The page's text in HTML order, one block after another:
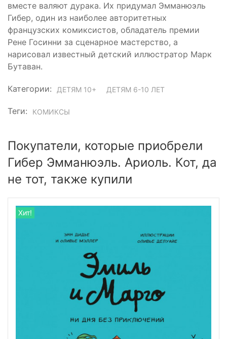
вместе валяют дурака. Их придумал Эмманюэль
Гибер, один из наиболее авторитетных
французских комиксистов, обладатель премии
Рене Госинни за сценарное мастерство, а
нарисовал известный детский иллюстратор Марк
Бутаван.
Категории: ДЕТЯМ 10+ ДЕТЯМ 6-10 ЛЕТ
Теги: КОМИКСЫ
Покупатели, которые приобрели
Гибер Эмманюэль. Ариоль. Кот, да
не тот, также купили
Хит!